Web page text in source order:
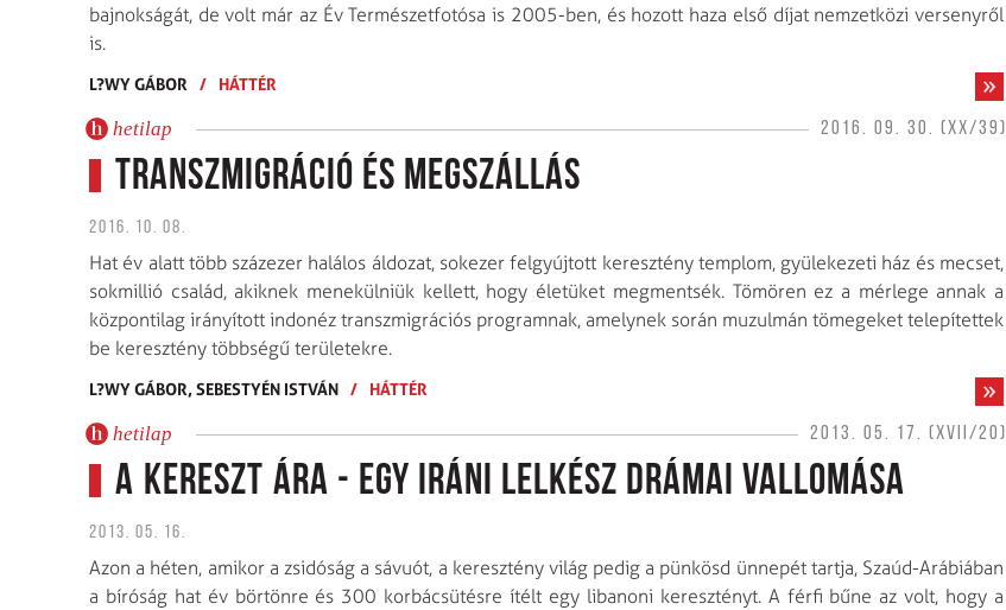
bajnokságát, de volt már az Év Természetfotósa is 2005-ben, és hozott haza első díjat nemzetközi versenyről
is.
L?WY GÁBOR / HÁTTÉR
hetilap 2016. 09. 30. (XX/39)
Transzmigráció és megszállás
2016. 10. 08.
Hat év alatt több százezer halálos áldozat, sokezer felgyújtott keresztény templom, gyülekezeti ház és mecset,
sokmillió család, akiknek menekülniük kellett, hogy életüket megmentsék. Tömören ez a mérlege annak a
központilag irányított indonéz transzmigrációs programnak, amelynek során muzulmán tömegeket telepítettek
be keresztény többségű területekre.
L?WY GÁBOR,SEBESTYÉN ISTVÁN / HÁTTÉR
hetilap 2013. 05. 17. (XVII/20)
A kereszt ára - Egy iráni lelkész drámai vallomása
2013. 05. 16.
Azon a héten, amikor a zsidóság a sávuót, a keresztény világ pedig a pünkösd ünnepét tartja, Szaúd-Arábiában
a bíróság hat év börtönre és 300 korbácsütésre ítélt egy libanoni keresztényt. A férfi bűne az volt, hogy a